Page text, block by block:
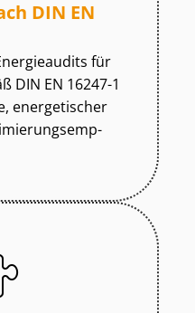
DIN EN
für
DIN EN 16247-1
energetischer